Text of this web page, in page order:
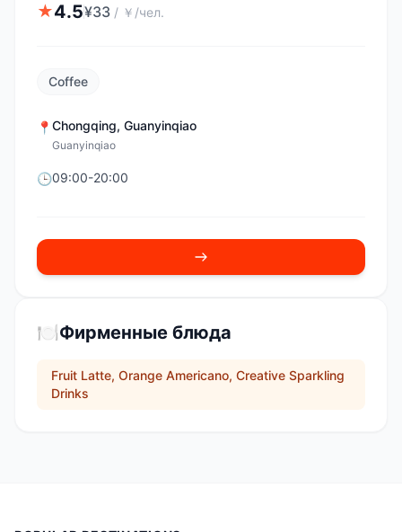
★4.5¥33 / ￥/чел.
Coffee
📍 Chongqing, Guanyinqiao
Guanyinqiao
🕒09:00-20:00
🍽️Фирменные блюда
Fruit Latte, Orange Americano, Creative Sparkling
Drinks